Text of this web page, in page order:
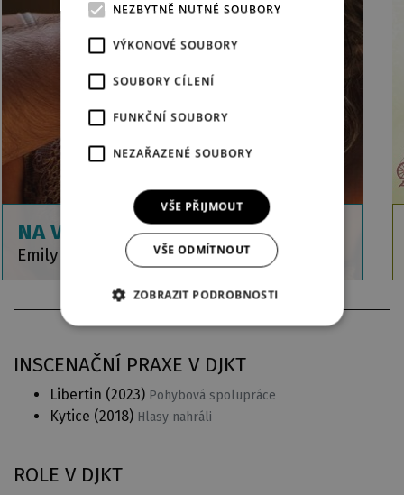
NA VĚTRNÉ HŮRCE
Emily Brontëová
INSCENAČNÍ PRAXE V DJKT
Libertin (2023) Pohybová spolupráce
Kytice (2018) Hlasy nahráli
ROLE V DJKT
NEZBYTNĚ NUTNÉ SOUBORY
VÝKONOVÉ SOUBORY
SOUBORY CÍLENÍ
FUNKČNÍ SOUBORY
NEZAŘAZENÉ SOUBORY
VŠE PŘIJMOUT
VŠE ODMÍTNOUT
ZOBRAZIT PODROBNOSTI